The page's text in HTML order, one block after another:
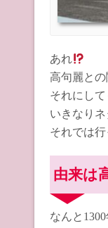
あれ
高句麗と
それにし
いきなり
それでは行
由来は
なんと